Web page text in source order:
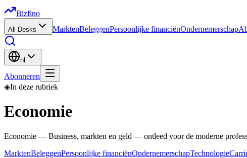
Bizfino
All Desks MarktenBeleggenPersoonlijke financiënOndernemerschap
nl
Abonneren
◈In deze rubriek
Economie
Economie — Business, markten en geld — ontleed voor de moderne
MarktenBeleggenPersoonlijke financiënOndernemerschapTechnologie